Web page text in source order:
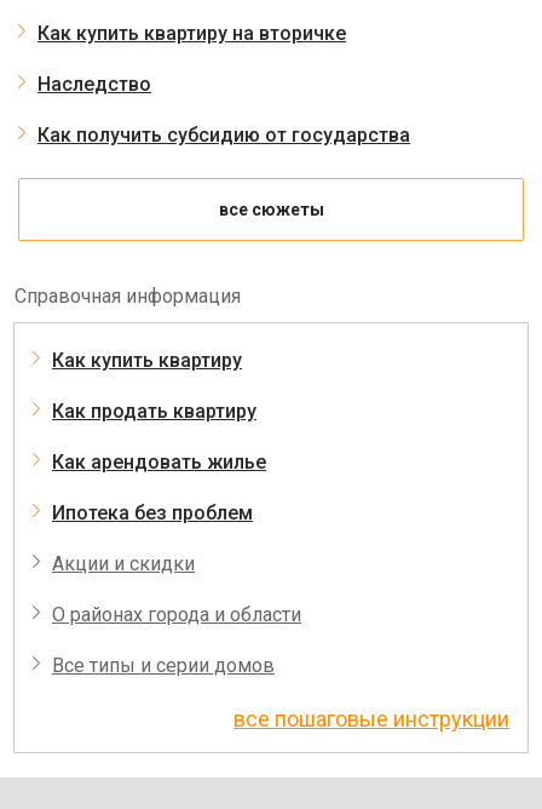
Как купить квартиру на вторичке
Наследство
Как получить субсидию от государства
все сюжеты
Справочная информация
Как купить квартиру
Как продать квартиру
Как арендовать жилье
Ипотека без проблем
Акции и скидки
О районах города и области
Все типы и серии домов
все пошаговые инструкции